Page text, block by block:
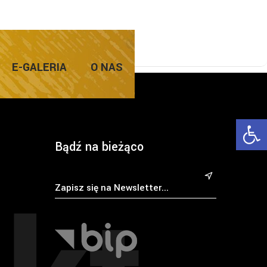
E-GALERIA O NAS
Bądź na bieżąco
&